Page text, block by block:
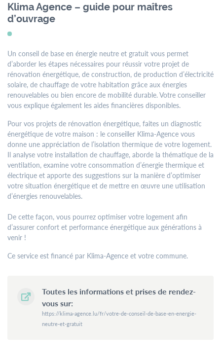
Contact
Formulaires Jobs
Mairie de
Mondercange
18, rue Arthur Thinnes
BP 50 L-3901
Mondercange
Horaires
d’ouverture
de7:30à 11:30
Un rendez-vous en dehors des plages d’ouverture peut être
demandé par email ou par téléphone auprès des services
respectifs.
Contactez-
Klima Agence – guide pour maîtres
d’ouvrage
Un conseil de base en énergie neutre et gratuit vous permet
d’aborder les étapes nécessaires pour réussir votre projet de
rénovation énergétique, de construction, de production d’électricité
solaire, de chauffage de votre habitation grâce aux énergies
renouvelables ou bien encore de mobilité durable. Votre conseiller
vous explique également les aides financières disponibles.
Pour vos projets de rénovation énergétique, faites un diagnostic
énergétique de votre maison : le conseiller Klima-Agence vous
donne une appréciation de l’isolation thermique de votre logement.
Il analyse votre installation de chauffage, aborde la thématique de la
ventilation, examine votre consommation d’énergie thermique et
électrique et apporte des suggestions sur la manière d’optimiser
votre situation énergétique et de mettre en œuvre une utilisation
d’énergies renouvelables.
De cette façon, vous pourrez optimiser votre logement afin
d’assurer confort et performance énergétique aux générations à
venir !
Ce service est financé par Klima-Agence et votre commune.
Toutes les informations et prises de rendez-
vous sur:
https://klima-agence.lu/fr/votre-de-conseil-de-base-en-energie-
neutre-et-gratuit